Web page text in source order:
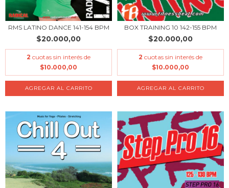
RMS LATINO DANCE 141-154 BPM
$20.000,00
2 cuotas sin interés de
$10.000,00
BOX TRAINING 10 142-155 BPM
$20.000,00
2 cuotas sin interés de
$10.000,00